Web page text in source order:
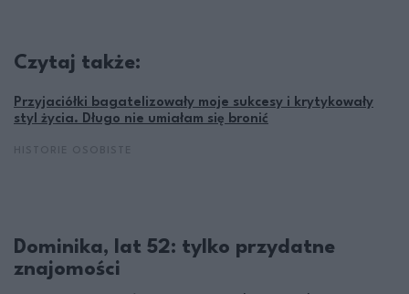
Czytaj także:
Przyjaciółki bagatelizowały moje sukcesy i krytykowały
styl życia. Długo nie umiałam się bronić
Dominika, lat 52: tylko przydatne
znajomości